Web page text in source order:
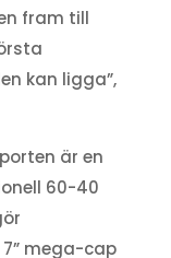
fram till
kan ligga”,
är en
60-40
mega-cap